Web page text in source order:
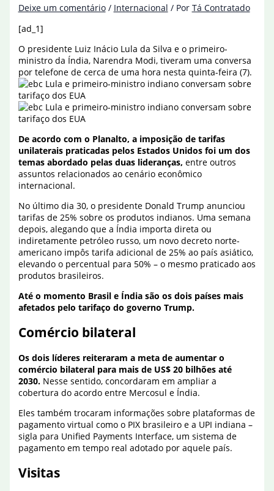
Deixe um comentário / Internacional / Por Tá Contratado
[ad_1]
O presidente Luiz Inácio Lula da Silva e o primeiro-
ministro da Índia, Narendra Modi, tiveram uma conversa
por telefone de cerca de uma hora nesta quinta-feira (7).
De acordo com o Planalto, a imposição de tarifas
unilaterais praticadas pelos Estados Unidos foi um dos
temas abordado pelas duas lideranças, entre outros
assuntos relacionados ao cenário econômico
internacional.
No último dia 30, o presidente Donald Trump anunciou
tarifas de 25% sobre os produtos indianos. Uma semana
depois, alegando que a Índia importa direta ou
indiretamente petróleo russo, um novo decreto norte-
americano impôs tarifa adicional de 25% ao país asiático,
elevando o percentual para 50% – o mesmo praticado aos
produtos brasileiros.
Até o momento Brasil e Índia são os dois países mais
afetados pelo tarifaço do governo Trump.
Comércio bilateral
Os dois líderes reiteraram a meta de aumentar o
comércio bilateral para mais de US$ 20 bilhões até
2030. Nesse sentido, concordaram em ampliar a
cobertura do acordo entre Mercosul e Índia.
Eles também trocaram informações sobre plataformas de
pagamento virtual como o PIX brasileiro e a UPI indiana –
sigla para Unified Payments Interface, um sistema de
pagamento em tempo real adotado por aquele país.
Visitas